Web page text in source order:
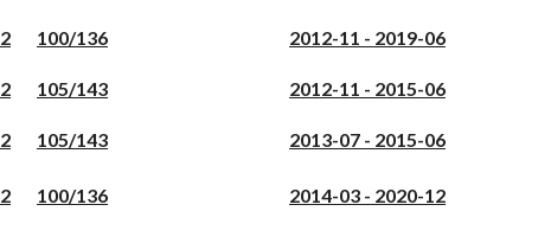
2 100/136 2012-11 - 2019-06
2 105/143 2012-11 - 2015-06
2 105/143 2013-07 - 2015-06
2 100/136 2014-03 - 2020-12